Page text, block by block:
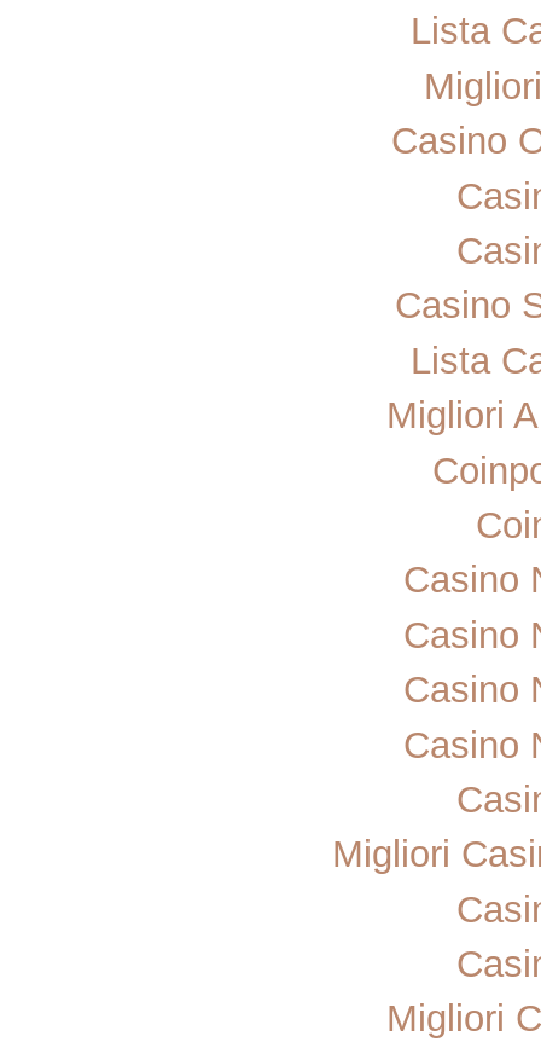
Lista
Casino
Casino
Lista
Migliori
Casino
Casino
Casino
Casino
Migliori
Migliori